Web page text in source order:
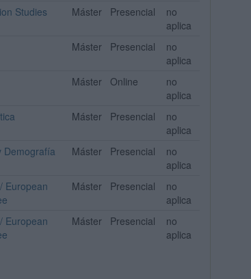
Studies
Máster Presencial
no
aplica
Máster Presencial
no
aplica
Máster Online
no
aplica
Máster Presencial
no
aplica
Demografía
Máster Presencial
no
aplica
European
Máster Presencial
no
aplica
European
Máster Presencial
no
aplica